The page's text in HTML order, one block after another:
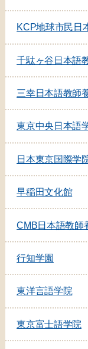
KCP地球市民日
千駄ヶ谷日本語
三幸日本語教師
東京中央日本語
日本東京国際学
早稲田文化館
CMB日本語教師
行知学園
東洋言語学院
東京富士語学院